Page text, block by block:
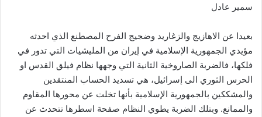
سمير عادل
بعيدا عن الاهازيج والزغاريد وضجيج الفرح المصطنع الذي احدثه
مؤيدي الجمهورية الإسلامية في إيران من المليشيات التي تدور في
فلكها، فالضربة الصاروخية الثانية التي وجهها نظام فيلق القدس او
الحرس الثوري الى إسرائيل، هي تسديد الحساب المنتقدين
والمشككين بالجمهورية الإسلامية بأنها تخلت عن محورها المقاوم
والممانع. وبتلك الضربة يطوي النظام صفحة اسطرها تتحدث عن